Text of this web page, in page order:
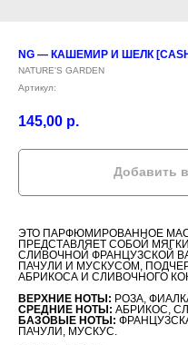
NG — КАШЕМИР И ШЕЛК
NATURE'S GARDEN
Артикул:
145,00 р.
Добавить
ЭТО ПАРФЮМИРОВАННОЕ
ПРЕДСТАВЛЯЕТ СОБОЙ
СЛИВОЧНОЙ ФРАНЦУЗСКОЙ
ПАЧУЛИ И МУСКУСОМ,
АБРИКОСА И СЛИВОЧНОГО
ВЕРХНИЕ НОТЫ: РОЗА,
СРЕДНИЕ НОТЫ: АБРИКОС,
БАЗОВЫЕ НОТЫ:
ПАЧУЛИ, МУСКУС.